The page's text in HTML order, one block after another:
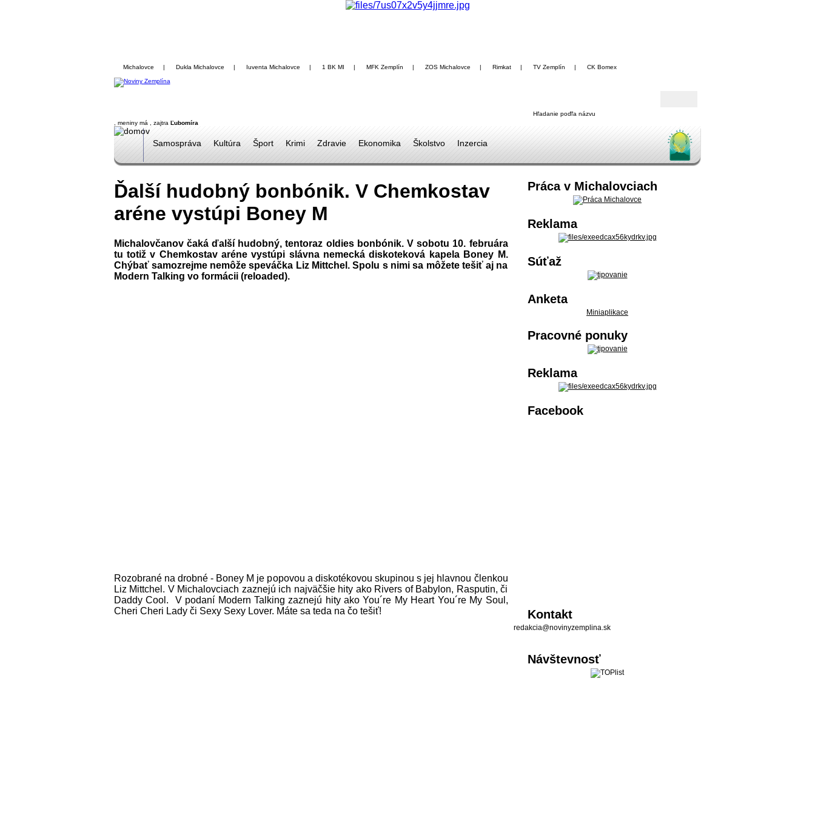
Michalovce | Dukla Michalovce | Iuventa Michalovce | 1 BK MI | MFK Zemplín | ZOS Michalovce | Rimkat | TV Zemplín | CK Bomex
Hľadanie poďľa názvu
, meniny má
, zajtra Ľubomíra
Samospráva Kultúra Šport Krimi Zdravie Ekonomika Školstvo Inzercia
Ďalší hudobný bonbónik. V Chemkostav
aréne vystúpi Boney M
Michalovčanov čaká ďalší hudobný, tentoraz oldies bonbónik. V sobotu 10. februára
tu totiž v Chemkostav aréne vystúpi slávna nemecká diskoteková kapela Boney M.
Chýbať samozrejme nemôže speváčka Liz Mittchel. Spolu s nimi sa môžete tešiť aj na
Modern Talking vo formácii (reloaded).
Rozobrané na drobné - Boney M je popovou a diskotékovou skupinou s jej hlavnou členkou
Liz Mittchel. V Michalovciach zaznejú ich najväčšie hity ako Rivers of Babylon, Rasputin, či
Daddy Cool. V podaní Modern Talking zaznejú hity ako You´re My Heart You´re My Soul,
Cheri Cheri Lady či Sexy Sexy Lover. Máte sa teda na čo tešiť!
Práca v Michalovciach
Reklama
Súťaž
Anketa
Miniaplikace
Pracovné ponuky
Reklama
Facebook
Kontakt
redakcia@novinyzemplina.sk
Návštevnosť